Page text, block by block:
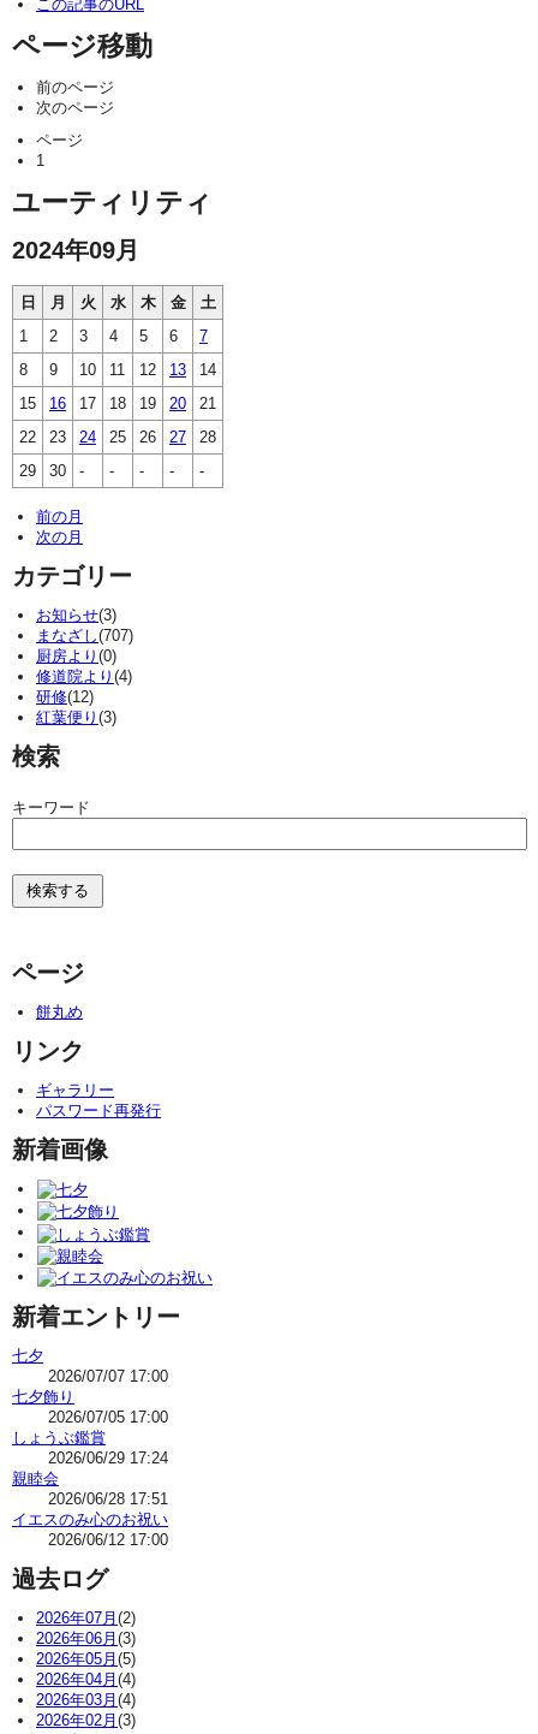
この記事のURL
ページ移動
前のページ
次のページ
ページ
1
ユーティリティ
2024年09月
日 月 火 水 木 金
土
1
2 3 4 5 6
7
8
9 10 11 12 13
14
15
16 17 18 19 20
21
22
23 24 25 26 27
28
29
30 - - - - -
前の月
次の月
カテゴリー
お知らせ(3)
まなざし(707)
厨房より (0)
修道院より (4)
研修(12)
紅葉便り (3)
検索
キーワード
ページ
餅丸め
リンク
ギャラリー
パスワード再発行
新着画像
新着エントリー
七夕
2026/07/07 17:00
七夕飾り
2026/07/05 17:00
しょうぶ鑑賞
2026/06/29 17:24
親睦会
2026/06/28 17:51
イエスのみ心のお祝い
2026/06/12 17:00
過去ログ
2026年07月 (2)
2026年06月 (3)
2026年05月 (5)
2026年04月 (4)
2026年03月 (4)
2026年02月 (3)